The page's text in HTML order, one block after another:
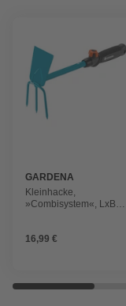
GARDENA
Kleinhacke,
»Combisystem«, LxB:
16,99 €